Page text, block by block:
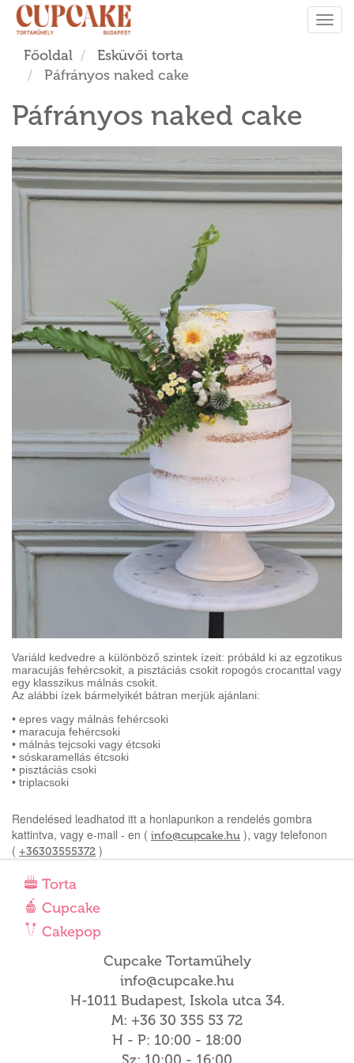
Főoldal
Esküvői torta
Páfrányos naked cake
Páfrányos naked cake
Variáld kedvedre a különböző szintek ízeit: próbáld ki az egzotikus
maracujás fehércsokit, a pisztáciás csokit ropogós crocanttal vagy
egy klasszikus málnás csokit.
Az alábbi ízek bármelyikét bátran merjük ajánlani:
• epres vagy málnás fehércsoki
• maracuja fehércsoki
• málnás tejcsoki vagy étcsoki
• sóskaramellás étcsoki
• pisztáciás csoki
• triplacsoki
Rendelésed leadhatod itt a honlapunkon a rendelés gombra
kattintva, vagy e-mail - en ( info@cupcake.hu ), vagy telefonon
( +36303555372 )
Torta
Cupcake
Cakepop
Cupcake Tortaműhely
info@cupcake.hu
H-1011 Budapest, Iskola utca 34.
M: +36 30 355 53 72
H - P: 10:00 - 18:00